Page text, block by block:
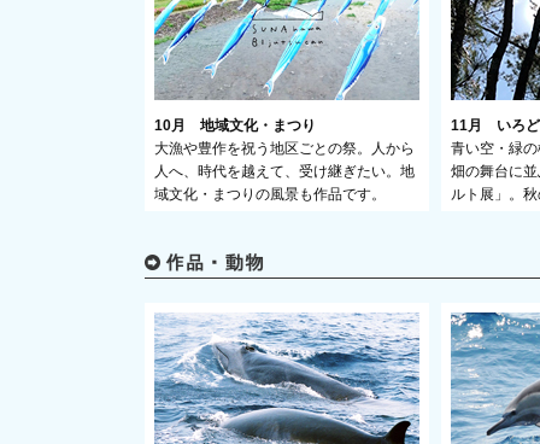
10月 地域文化・まつり
大漁や豊作を祝う地区ごとの祭。人から
人へ、時代を越えて、受け継ぎたい。地
域文化・まつりの風景も作品です。
11月 いろど
青い空・緑
畑 の舞台に
ルト展」。